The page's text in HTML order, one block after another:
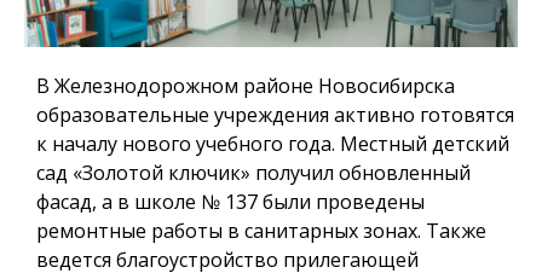
В Железнодорожном районе Новосибирска
образовательные учреждения активно готовятся
к началу нового учебного года. Местный детский
сад «Золотой ключик» получил обновленный
фасад, а в школе № 137 были проведены
ремонтные работы в санитарных зонах. Также
ведется благоустройство прилегающей